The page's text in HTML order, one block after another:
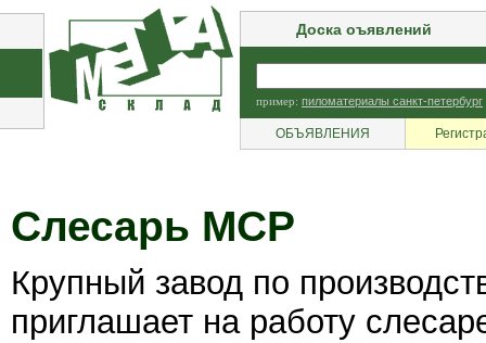
Доска оъявлений
пример: пиломатериалы санкт-петербург
ОБЪЯВЛЕНИЯ
Слесарь МСР
Крупный завод по
приглашает на работу